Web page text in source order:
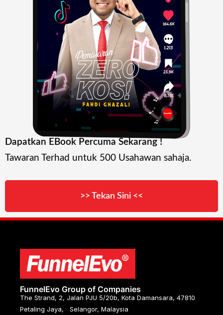
Dapatkan EBook Percuma Sekarang !
Tawaran Terhad untuk 500 Usahawan sahaja.
>> Tekan Sini <<
FunnelEvo Group of Companies
The Strand, 2, Jalan PJU 5/20b, Kota Damansara, 47810
Petaling Jaya, Selangor, Malaysia